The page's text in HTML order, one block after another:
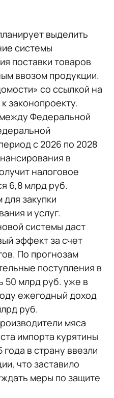
выделить
системы
поставки товаров
ввозом продукции.
со ссылкой на
законопроекту.
Федеральной
с 2026 по 2028
в
налоговое
6,8 млрд руб.
закупки
и услуг.
системы даст
эффект за счет
По прогнозам
поступления в
50 млрд руб. уже в
ежегодный доход
руб.
мяса
импорта курятины
года в страну ввезли
что заставило
меры по защите